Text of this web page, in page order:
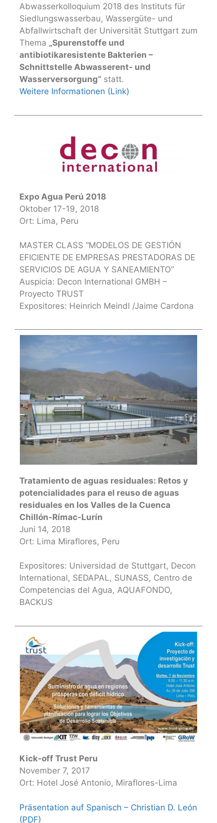
Abwasserkolloquium 2018 des Instituts für
Siedlungswasserbau, Wassergüte- und
Abfallwirtschaft der Universität Stuttgart zum
Thema „Spurenstoffe und
antibiotikaresistente Bakterien –
Schnittstelle Abwasserent- und
Wasserversorgung“ statt.
Weitere Informationen (Link)
Expo Agua Perú 2018
Oktober 17-19, 2018
Ort: Lima, Peru
MASTER CLASS “MODELOS DE GESTIÓN
EFICIENTE DE EMPRESAS PRESTADORAS DE
SERVICIOS DE AGUA Y SANEAMIENTO”
Auspicia: Decon International GMBH –
Proyecto TRUST
Expositores: Heinrich Meindl /Jaime Cardona
Tratamiento de aguas residuales: Retos y
potencialidades para el reuso de aguas
residuales en los Valles de la Cuenca
Chillón-Rímac-Lurín
Juni 14, 2018
Ort: Lima Miraflores, Peru
Expositores: Universidad de Stuttgart, Decon
International, SEDAPAL, SUNASS, Centro de
Competencias del Agua, AQUAFONDO,
BACKUS
Kick-off Trust Peru
November 7, 2017
Ort: Hotel José Antonio, Miraflores-Lima
Präsentation auf Spanisch – Christian D. León
(PDF)